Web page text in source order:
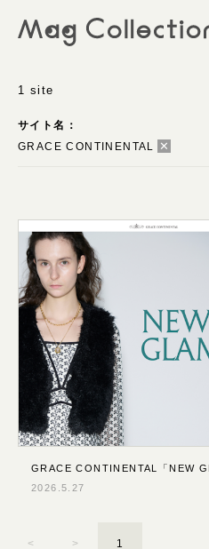
1 site
サイト名：
GRACE CONTINENTAL
✕
GRACE CONTINENTAL「NEW
2026.5.27
< > 1
業種
シ